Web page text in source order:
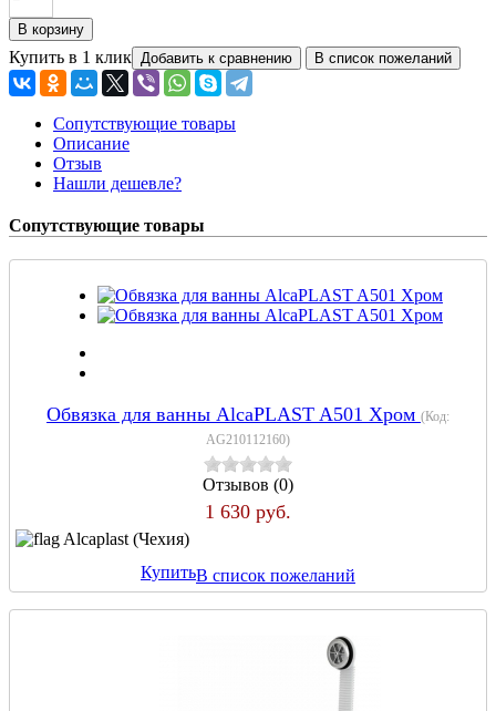
Купить в 1 клик
Сопутствующие товары
Описание
Отзыв
Нашли дешевле?
Сопутствующие товары
Обвязка для ванны AlcaPLAST A501 Хром (Код:
AG210112160)
Отзывов (0)
1 630 руб.
Alcaplast (Чехия)
КупитьВ список пожеланий